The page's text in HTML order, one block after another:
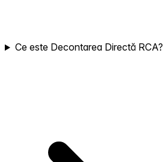
Ce este Decontarea Directă RCA?